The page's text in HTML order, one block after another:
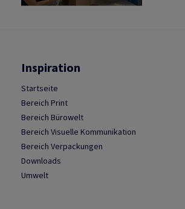
Inspiration
Startseite
Bereich Print
Bereich Bürowelt
Bereich Visuelle Kommunikation
Bereich Verpackungen
Downloads
Umwelt